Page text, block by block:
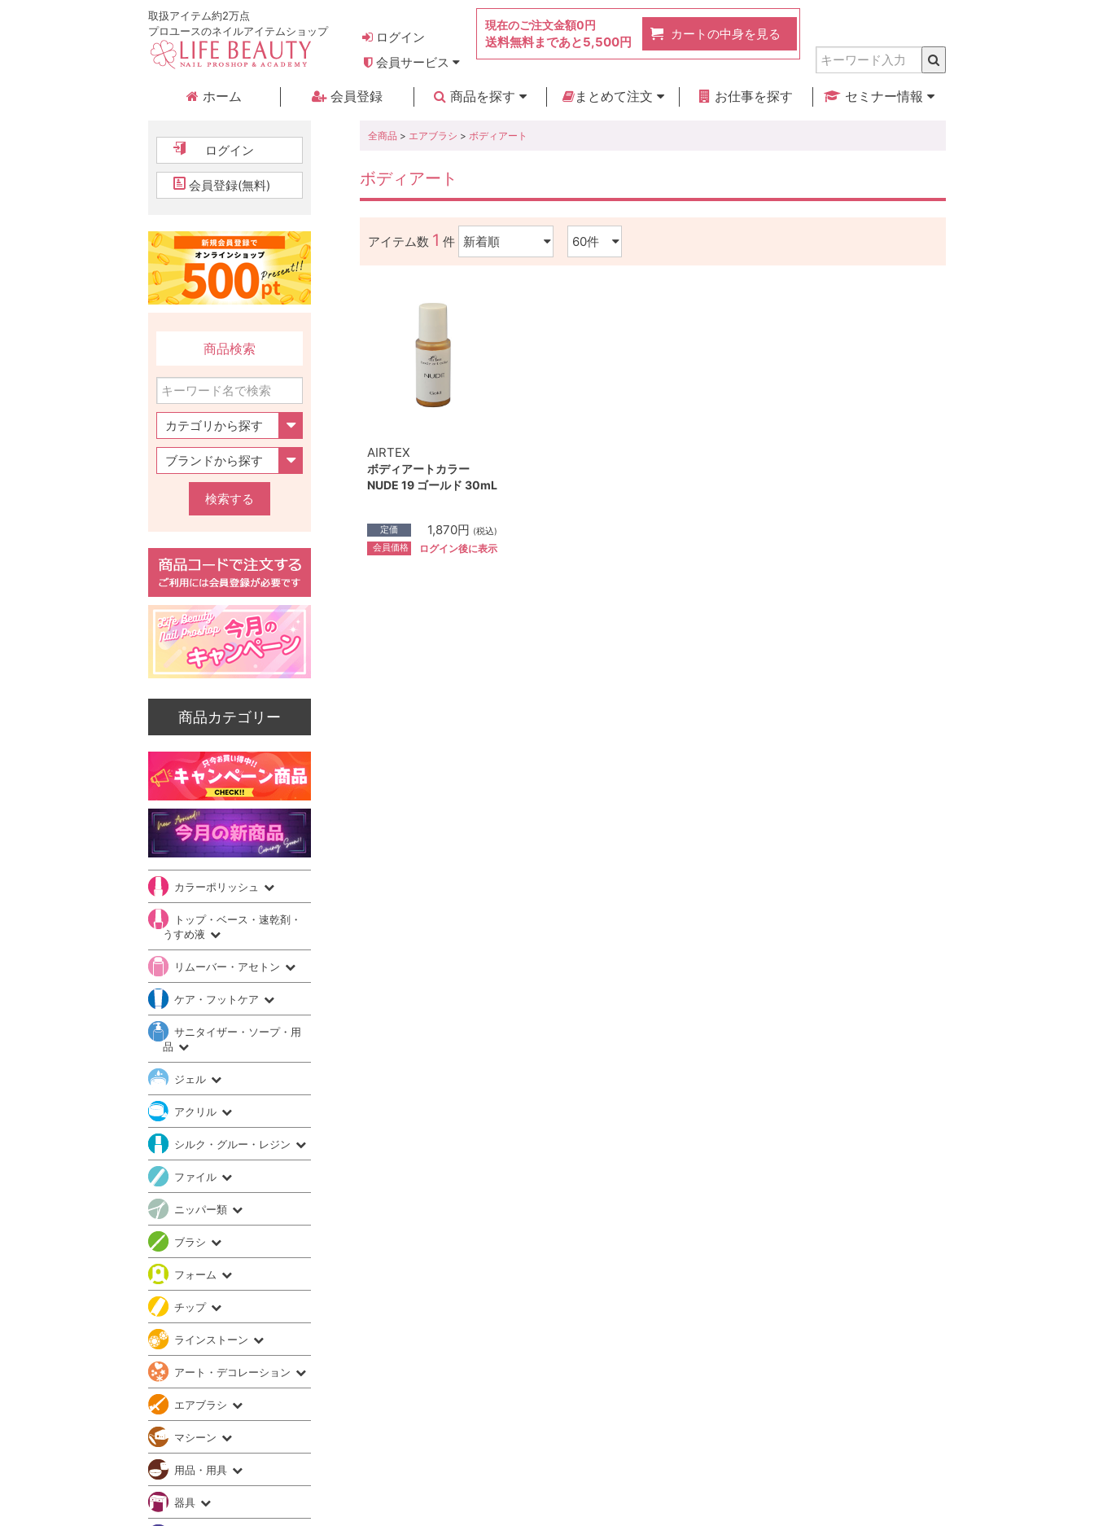
取扱アイテム約2万点
プロユースのネイルアイテムショップ
ログイン
会員サービス
現在のご注文金額0円
送料無料まであと5,500円
カートの中身を見る
ホーム 会員登録
商品を探す
まとめて注文
お仕事を探す
セミナー情報
全商品 > エアブラシ > ボディアート
ボディアート
アイテム数 1 件
AIRTEX
ボディアートカラー
NUDE 19 ゴールド 30mL
定価 1,870円 (税込)
会員価格 ログイン後に表示
ログイン
会員登録(無料)
商品検索
検索する
商品カテゴリー
カラーポリッシュ
トップ・ベース・速乾剤・
うすめ液
リムーバー・アセトン
ケア・フットケア
サニタイザー・ソープ・用
品
ジェル
アクリル
シルク・グルー・レジン
ファイル
ニッパー類
ブラシ
フォーム
チップ
ラインストーン
アート・デコレーション
エアブラシ
マシーン
用品・用具
器具